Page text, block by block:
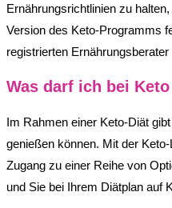
Ernährungsrichtlinien zu
Version des Keto-Programms
registrierten
Was darf ich bei
Im Rahmen einer Keto-Diät
genießen können. Mit der
Zugang zu einer Reihe von
und Sie bei Ihrem Diätplan auf